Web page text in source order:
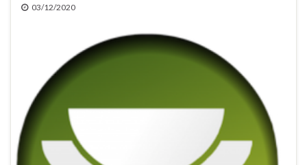
03/12/2020